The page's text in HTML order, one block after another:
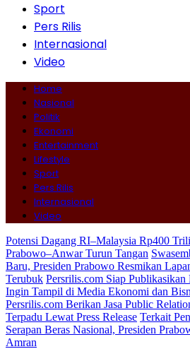
Sport
Pers Rilis
Internasional
Video
Home
Nasional
Politik
Ekonomi
Entertainment
Lifestyle
Sport
Pers Rilis
Internasional
Video
Potensi Dagang RI–Malaysia Rp400
Prabowo–Anwar Turun Tangan
Baru, Presiden Prabowo Resmikan
Terubuk Persrilis.com Siap Publikasikan
Ingin Tampil di Media Ekonomi dan
Persrilis.com Berikan Jasa Public
Terpadu Lewat Press Release Terkait
Serapan Beras Nasional, Presiden
Amran